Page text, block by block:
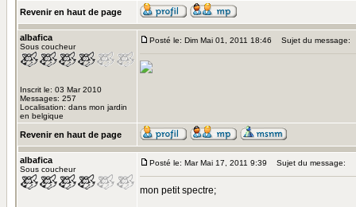
Revenir en haut de page
albafica
Sous coucheur
Inscrit le: 03 Mar 2010
Messages: 257
Localisation: dans mon jardin
en belgique
Posté le: Dim Mai 01, 2011 18:46 Sujet du message:
Revenir en haut de page
albafica
Sous coucheur
Posté le: Mar Mai 17, 2011 9:39 Sujet du message:
mon petit spectre;